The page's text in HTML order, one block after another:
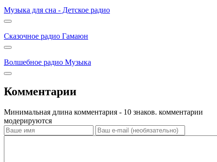
Музыка для сна - Детское радио
Сказочное радио Гамаюн
Волшебное радио Музыка
Комментарии
Минимальная длина комментария - 10 знаков. комментарии
модерируются